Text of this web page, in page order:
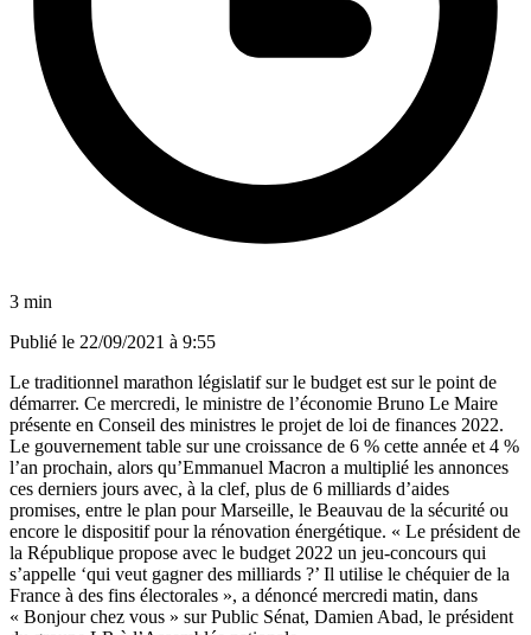
3 min
Publié le 22/09/2021 à 9:55
Le traditionnel marathon législatif sur le budget est sur le point de
démarrer. Ce mercredi, le ministre de l’économie Bruno Le Maire
présente en Conseil des ministres le projet de loi de finances 2022.
Le gouvernement table sur une croissance de 6 % cette année et 4 %
l’an prochain, alors qu’Emmanuel Macron a multiplié les annonces
ces derniers jours avec, à la clef, plus de 6 milliards d’aides
promises, entre le plan pour Marseille, le Beauvau de la sécurité ou
encore le dispositif pour la rénovation énergétique. « Le président de
la République propose avec le budget 2022 un jeu-concours qui
s’appelle ‘qui veut gagner des milliards ?’ Il utilise le chéquier de la
France à des fins électorales », a dénoncé mercredi matin, dans
« Bonjour chez vous » sur Public Sénat, Damien Abad, le président